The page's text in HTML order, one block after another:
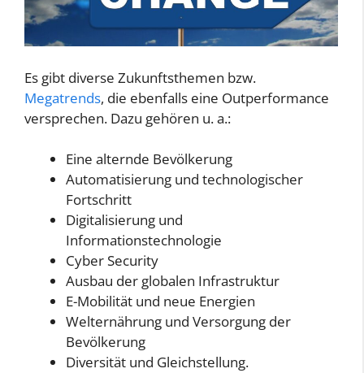
Es gibt diverse Zukunftsthemen bzw.
Megatrends, die ebenfalls eine Outperformance
versprechen. Dazu gehören u. a.:
Eine alternde Bevölkerung
Automatisierung und technologischer
Fortschritt
Digitalisierung und
Informationstechnologie
Cyber Security
Ausbau der globalen Infrastruktur
E-Mobilität und neue Energien
Welternährung und Versorgung der
Bevölkerung
Diversität und Gleichstellung.